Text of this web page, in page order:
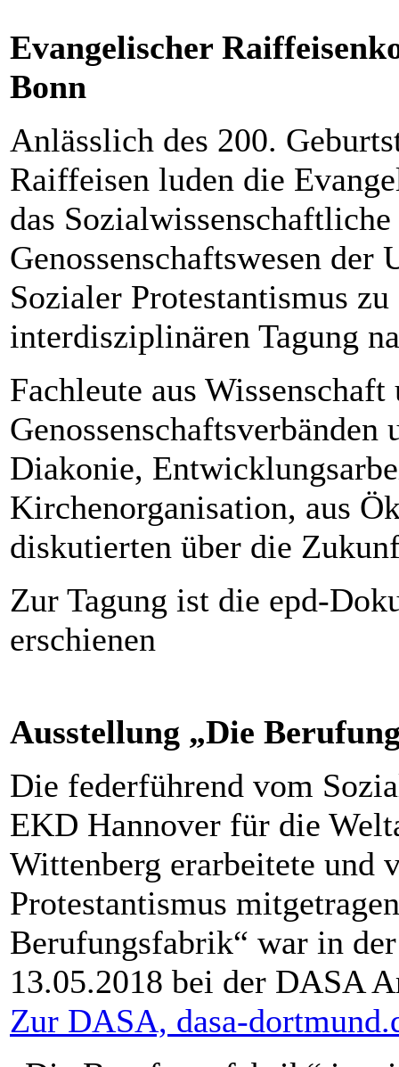
Evangelischer
Bonn
Anlässlich des 200.
Raiffeisen luden die
das
Genossenschaftswesen
Sozialer Protestantismus
interdisziplinären Tagung
Fachleute aus
Genossenschaftsverbänden
Diakonie,
Kirchenorganisation, aus
diskutierten über die
Zur Tagung ist die epd-
erschienen
Ausstellung „Die
Die federführend vom
EKD Hannover für die
Wittenberg erarbeitete und
Protestantismus
Berufungsfabrik“ war in
13.05.2018 bei der DASA
Zur DASA, dasa-